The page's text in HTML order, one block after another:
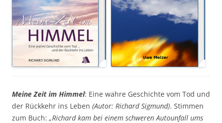
Meine Zeit im Himmel: Eine wahre Geschichte vom Tod und
der Rückkehr ins Leben (Autor: Richard Sigmund). Stimmen
zum Buch: „Richard kam bei einem schweren Autounfall ums